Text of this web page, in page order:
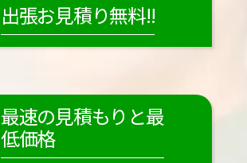
出張お見積り無料!!
最速の見積もりと最
低価格